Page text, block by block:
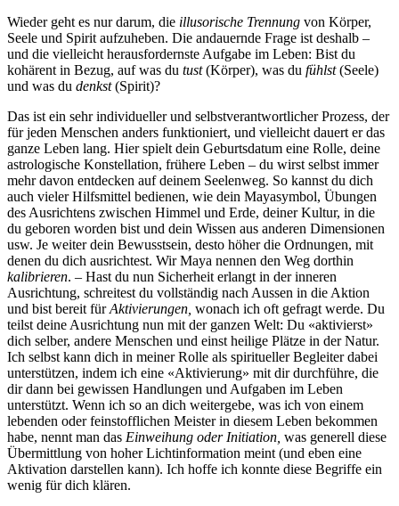
Wieder geht es nur darum, die illusorische Trennung von Körper,
Seele und Spirit aufzuheben. Die andauernde Frage ist deshalb –
und die vielleicht herausfordernste Aufgabe im Leben: Bist du
kohärent in Bezug, auf was du tust(Körper), was du fühlst(Seele)
und was du denkst(Spirit)?
Das ist ein sehr individueller und selbstverantwortlicher Prozess, der
für jeden Menschen anders funktioniert, und vielleicht dauert er das
ganze Leben lang. Hier spielt dein Geburtsdatum eine Rolle, deine
astrologische Konstellation, frühere Leben – du wirst selbst immer
mehr davon entdecken auf deinem Seelenweg. So kannst du dich
auch vieler Hilfsmittel bedienen, wie dein Mayasymbol, Übungen
des Ausrichtens zwischen Himmel und Erde, deiner Kultur, in die
du geboren worden bist und dein Wissen aus anderen Dimensionen
usw. Je weiter dein Bewusstsein, desto höher die Ordnungen, mit
denen du dich ausrichtest. Wir Maya nennen den Weg dorthin
kalibrieren. – Hast du nun Sicherheit erlangt in der inneren
Ausrichtung, schreitest du vollständig nach Aussen in die Aktion
und bist bereit fürAktivierungen, wonach ich oft gefragt werde. Du
teilst deine Ausrichtung nun mit der ganzen Welt: Du «aktivierst»
dich selber, andere Menschen und einst heilige Plätze in der Natur.
Ich selbst kann dich in meiner Rolle als spiritueller Begleiter dabei
unterstützen, indem ich eine «Aktivierung» mit dir durchführe, die
dir dann bei gewissen Handlungen und Aufgaben im Leben
unterstützt. Wenn ich so an dich weitergebe, was ich von einem
lebenden oder feinstofflichen Meister in diesem Leben bekommen
habe, nennt man das Einweihung oder Initiation, was generell diese
Übermittlung von hoher Lichtinformation meint (und eben eine
Aktivation darstellen kann). Ich hoffe ich konnte diese Begriffe ein
wenig für dich klären.